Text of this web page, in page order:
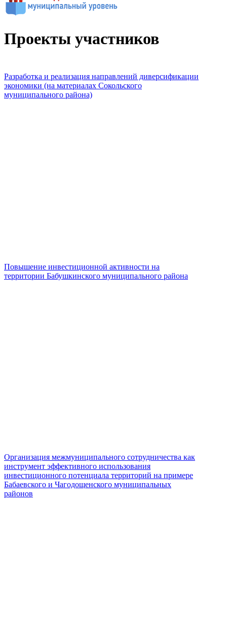
Проекты участников
Разработка и реализация направлений диверсификации
экономики (на материалах Сокольского
муниципального района)
Повышение инвестиционной активности на
территории Бабушкинского муниципального района
Организация межмуниципального сотрудничества как
инструмент эффективного использования
инвестиционного потенциала территорий на примере
Бабаевского и Чагодощенского муниципальных
районов